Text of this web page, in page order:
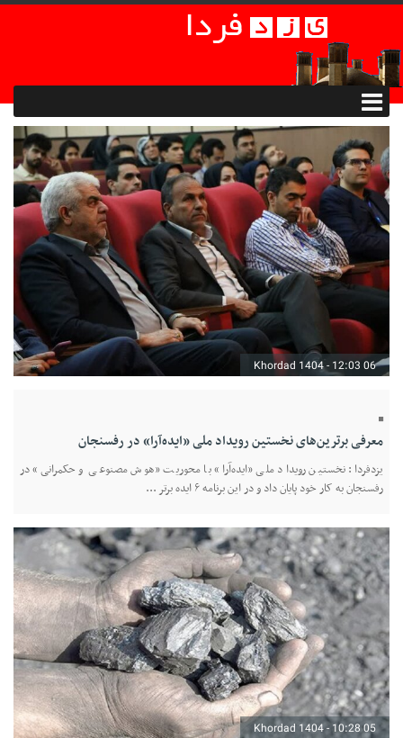
06 Khordad 1404 - 12:03
معرفی برترین‌های نخستین رویداد ملی «ایده‌آرا» در رفسنجان
یزدفردا: نخستین رویداد ملی «ایده‌آرا» با محوریت «هوش مصنوعی و حکمرانی» در
رفسنجان به کار خود پایان داد و در این برنامه ۶ ایده برتر ...
05 Khordad 1404 - 10:28